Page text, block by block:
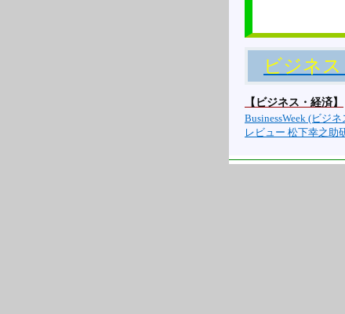
ビジネ
【ビジネス・経済】
BusinessWeek (ビジ
レビュー 松下幸之助